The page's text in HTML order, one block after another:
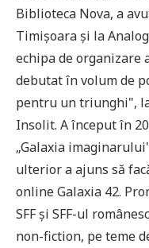
Biblioteca Nova, a
Timișoara și la
echipa de organizare
debutat în volum de
pentru un triunghi",
Insolit. A început în
„Galaxia
ulterior a ajuns să
online Galaxia 42.
SFF și SFF-ul
non-fiction, pe teme